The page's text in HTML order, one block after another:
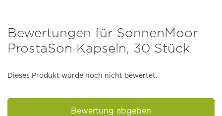
Bewertungen für SonnenMoor
ProstaSon Kapseln, 30 Stück
Dieses Produkt wurde noch nicht bewertet.
Bewertung abgeben